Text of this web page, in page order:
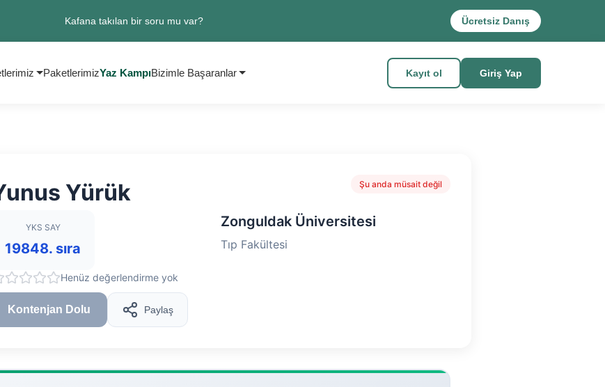
Kafana takılan bir soru mu var? Ücretsiz Danış
PaketlerimizYaz KampıBizimle Başaranlar Kayıt ol Giriş Yap
Yürük Şu anda müsait değil
YKS SAY
19848. sıra
Zonguldak Üniversitesi
Tıp Fakültesi
Henüz değerlendirme yok
Kontenjan Dolu Paylaş